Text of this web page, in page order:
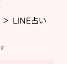
LINE占い